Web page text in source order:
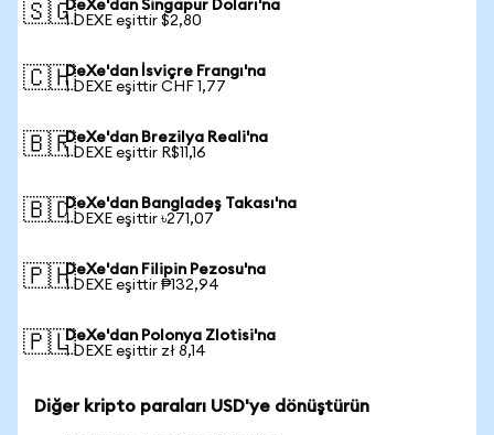
🇸🇬DeXe'dan Singapur Doları'na
1 DEXE eşittir $2,80
🇨🇭DeXe'dan İsviçre Frangı'na
1 DEXE eşittir CHF 1,77
🇧🇷DeXe'dan Brezilya Reali'na
1 DEXE eşittir R$11,16
🇧🇩DeXe'dan Bangladeş Takası'na
1 DEXE eşittir ৳271,07
🇵🇭DeXe'dan Filipin Pezosu'na
1 DEXE eşittir ₱132,94
🇵🇱DeXe'dan Polonya Zlotisi'na
1 DEXE eşittir zł 8,14
Diğer kripto paraları USD'ye dönüştürün